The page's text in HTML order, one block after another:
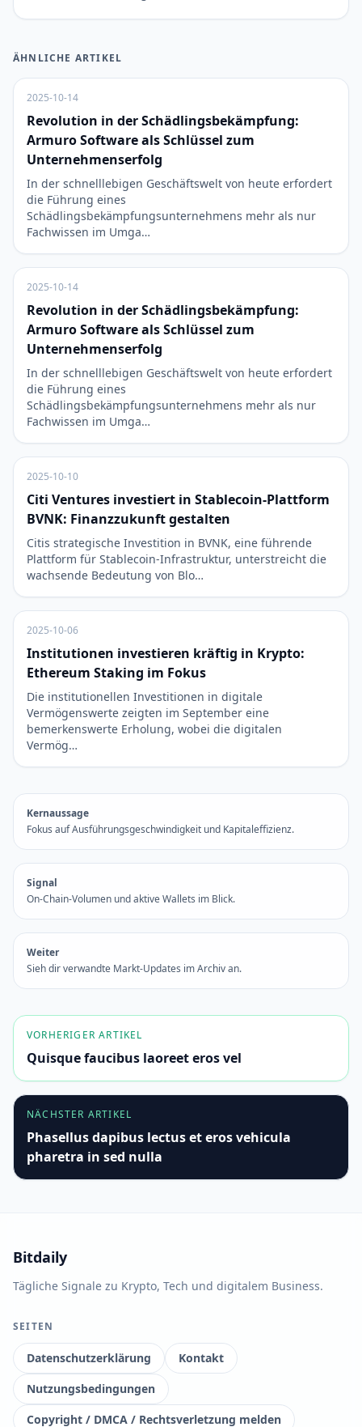
ÄHNLICHE ARTIKEL
2025-10-14
Revolution in der Schädlingsbekämpfung:
Armuro Software als Schlüssel zum
Unternehmenserfolg
In der schnelllebigen Geschäftswelt von heute erfordert
die Führung eines
Schädlingsbekämpfungsunternehmens mehr als nur
Fachwissen im Umga…
2025-10-14
Revolution in der Schädlingsbekämpfung:
Armuro Software als Schlüssel zum
Unternehmenserfolg
In der schnelllebigen Geschäftswelt von heute erfordert
die Führung eines
Schädlingsbekämpfungsunternehmens mehr als nur
Fachwissen im Umga…
2025-10-10
Citi Ventures investiert in Stablecoin-Plattform
BVNK: Finanzzukunft gestalten
Citis strategische Investition in BVNK, eine führende
Plattform für Stablecoin-Infrastruktur, unterstreicht die
wachsende Bedeutung von Blo…
2025-10-06
Institutionen investieren kräftig in Krypto:
Ethereum Staking im Fokus
Die institutionellen Investitionen in digitale
Vermögenswerte zeigten im September eine
bemerkenswerte Erholung, wobei die digitalen
Vermög…
Kernaussage
Fokus auf Ausführungsgeschwindigkeit und Kapitaleffizienz.
Signal
On-Chain-Volumen und aktive Wallets im Blick.
Weiter
Sieh dir verwandte Markt-Updates im Archiv an.
VORHERIGER ARTIKEL
Quisque faucibus laoreet eros vel
NÄCHSTER ARTIKEL
Phasellus dapibus lectus et eros vehicula
pharetra in sed nulla
Bitdaily
Tägliche Signale zu Krypto, Tech und digitalem Business.
SEITEN
Datenschutzerklärung
Kontakt
Nutzungsbedingungen
Copyright / DMCA / Rechtsverletzung melden